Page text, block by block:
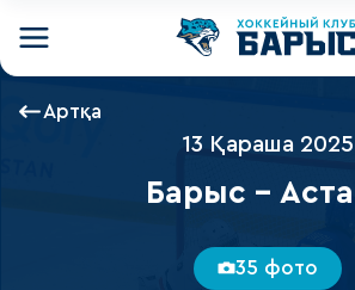
Артқа
13 Қараша 2025
Барыс -
35 фото